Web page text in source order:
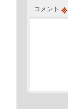
コメント ※